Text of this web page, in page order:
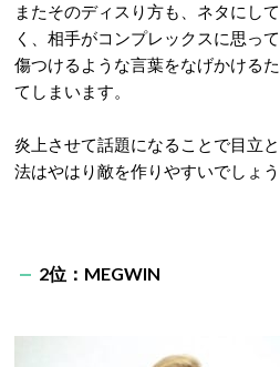
またそのディスり方も、ネタにし
く、相手がコンプレックスに思っ
傷つけるような言葉をなげかける
てしまいます。
炎上させて話題になることで目立
法はやはり敵を作りやすいでしょう
2位： MEGWIN